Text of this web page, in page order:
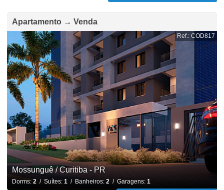
Apartamento → Venda
Ref.: COD817
Mossunguê / Curitiba - PR
Dorms: 2/ Suítes: 1/ Banheiros: 2/ Garagens: 1